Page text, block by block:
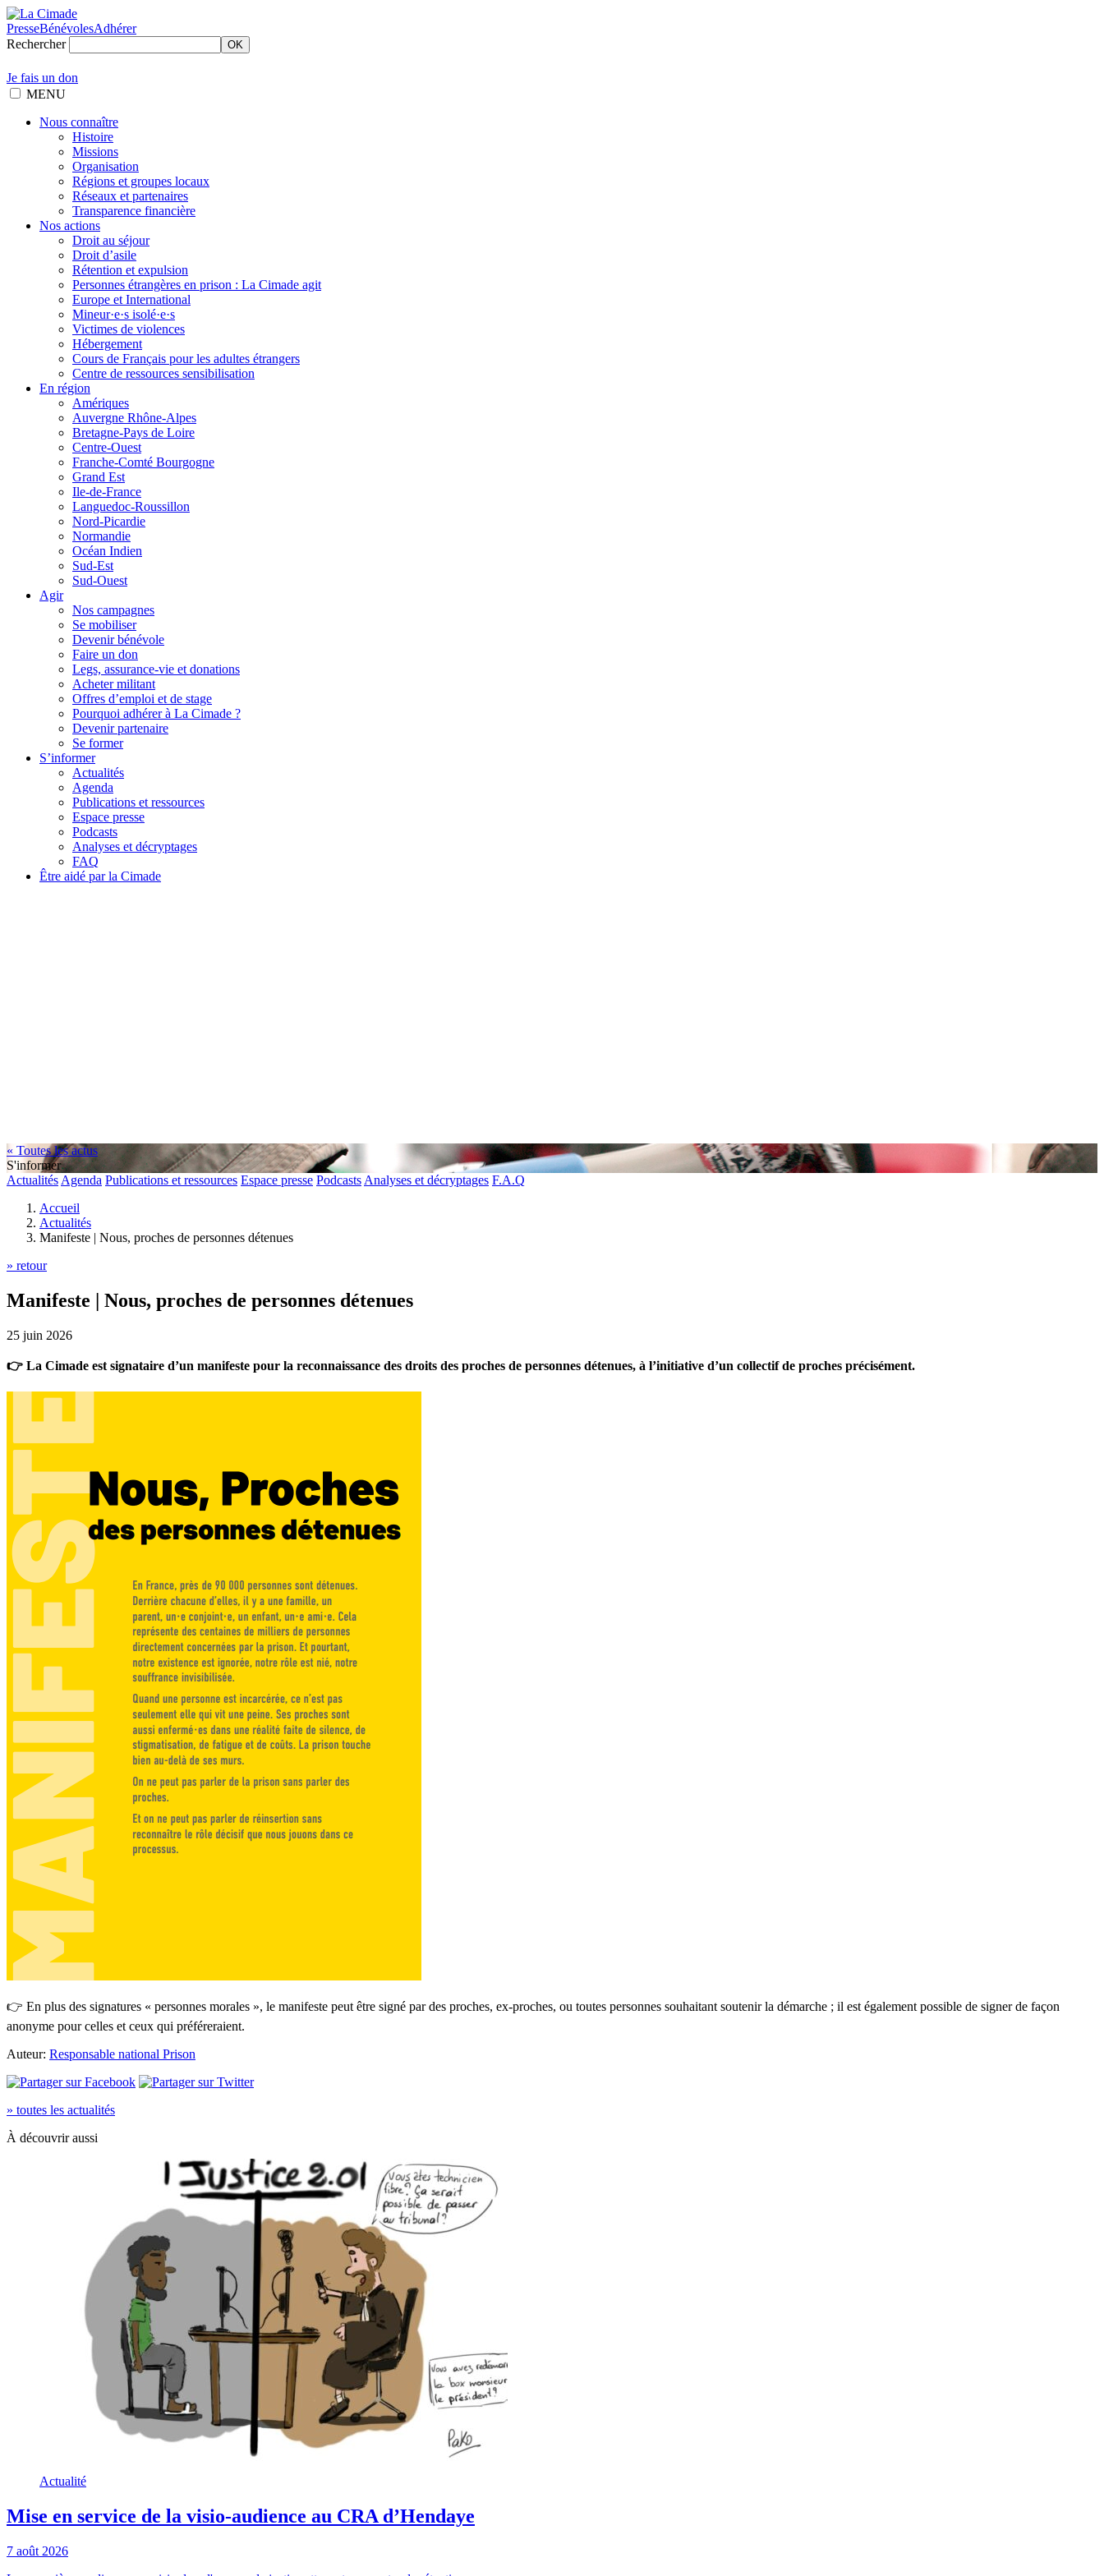
PresseBénévolesAdhérer
Rechercher
OK
Je fais un don
MENU
Nous connaître
Histoire
Missions
Organisation
Régions et groupes locaux
Réseaux et partenaires
Transparence financière
Nos actions
Droit au séjour
Droit d’asile
Rétention et expulsion
Personnes étrangères en prison : La Cimade agit
Europe et International
Mineur·e·s isolé·e·s
Victimes de violences
Hébergement
Cours de Français pour les adultes étrangers
Centre de ressources sensibilisation
En région
Amériques
Auvergne Rhône-Alpes
Bretagne-Pays de Loire
Centre-Ouest
Franche-Comté Bourgogne
Grand Est
Ile-de-France
Languedoc-Roussillon
Nord-Picardie
Normandie
Océan Indien
Sud-Est
Sud-Ouest
Agir
Nos campagnes
Se mobiliser
Devenir bénévole
Faire un don
Legs, assurance-vie et donations
Acheter militant
Offres d’emploi et de stage
Pourquoi adhérer à La Cimade ?
Devenir partenaire
Se former
S’informer
Actualités
Agenda
Publications et ressources
Espace presse
Podcasts
Analyses et décryptages
FAQ
Être aidé par la Cimade
« Toutes les actus
S'informer
Actualités Agenda Publications et ressources Espace presse Podcasts Analyses et décryptages F.A.Q
Accueil
Actualités
Manifeste | Nous, proches de personnes détenues
» retour
Manifeste | Nous, proches de personnes détenues
25 juin 2026
👉 La Cimade est signataire d’un manifeste pour la reconnaissance des droits des proches de personnes détenues, à l’initiative d’un collectif de proches précisément.
👉 En plus des signatures « personnes morales », le manifeste peut être signé par des proches, ex-proches, ou toutes personnes souhaitant soutenir la démarche ; il est également possible de signer de façon
anonyme pour celles et ceux qui préféreraient.
Auteur: Responsable national Prison
» toutes les actualités
À découvrir aussi
Actualité
Mise en service de la visio-audience au CRA d’Hendaye
7 août 2026